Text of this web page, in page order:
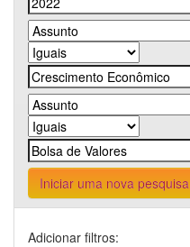
Iniciar uma nova pesquisa
Adicionar filtros: